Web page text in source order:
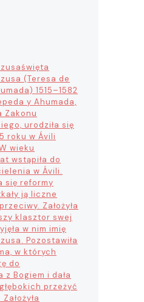
święta
(Teresa de
1515–1582
y Ahumada,
Zakonu
urodziła się
roku w Ávili
wieku
wstąpiła do
w Ávili.
się reformy
ją liczne
Założyła
klasztor swej
w nim imię
Pozostawiła
w których
do
z Bogiem i dała
przeżyć